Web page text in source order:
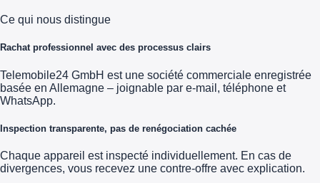
Ce qui nous distingue
Rachat professionnel avec des processus clairs
Telemobile24 GmbH est une société commerciale enregistrée
basée en Allemagne – joignable par e-mail, téléphone et
WhatsApp.
Inspection transparente, pas de renégociation cachée
Chaque appareil est inspecté individuellement. En cas de
divergences, vous recevez une contre-offre avec explication.